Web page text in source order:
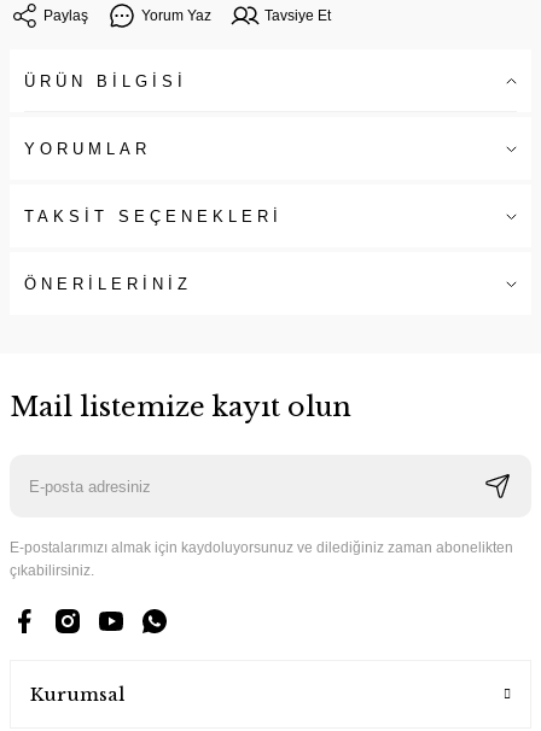
Paylaş Yorum Yaz Tavsiye Et
ÜRÜN BİLGİSİ
YORUMLAR
TAKSİT SEÇENEKLERİ
ÖNERİLERİNİZ
Mail listemize kayıt olun
E-postalarımızı almak için kaydoluyorsunuz ve dilediğiniz zaman abonelikten
çıkabilirsiniz.
Kurumsal